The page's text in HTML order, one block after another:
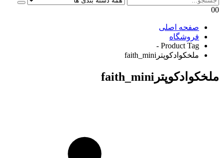
00
صفحه اصلی
فروشگاه
Product Tag -
ملخکوادکوپترfaith_mini
ملخکوادکوپترfaith_mini